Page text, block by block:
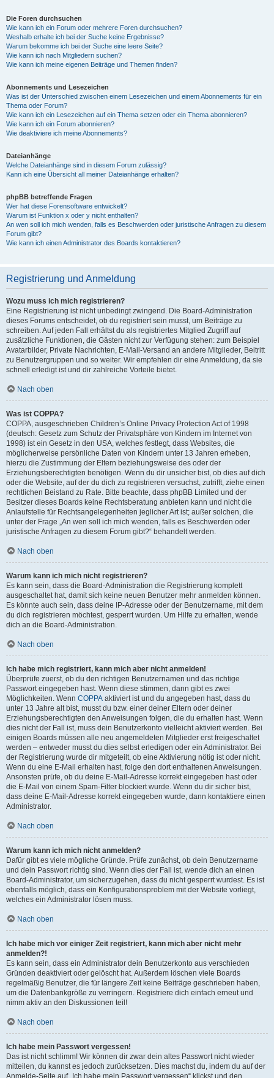
Die Foren durchsuchen
Wie kann ich ein Forum oder mehrere Foren durchsuchen?
Weshalb erhalte ich bei der Suche keine Ergebnisse?
Warum bekomme ich bei der Suche eine leere Seite?
Wie kann ich nach Mitgliedern suchen?
Wie kann ich meine eigenen Beiträge und Themen finden?
Abonnements und Lesezeichen
Was ist der Unterschied zwischen einem Lesezeichen und einem Abonnements für ein
Thema oder Forum?
Wie kann ich ein Lesezeichen auf ein Thema setzen oder ein Thema abonnieren?
Wie kann ich ein Forum abonnieren?
Wie deaktiviere ich meine Abonnements?
Dateianhänge
Welche Dateianhänge sind in diesem Forum zulässig?
Kann ich eine Übersicht all meiner Dateianhänge erhalten?
phpBB betreffende Fragen
Wer hat diese Forensoftware entwickelt?
Warum ist Funktion x oder y nicht enthalten?
An wen soll ich mich wenden, falls es Beschwerden oder juristische Anfragen zu diesem
Forum gibt?
Wie kann ich einen Administrator des Boards kontaktieren?
Registrierung und Anmeldung
Wozu muss ich mich registrieren?
Eine Registrierung ist nicht unbedingt zwingend. Die Board-Administration
dieses Forums entscheidet, ob du registriert sein musst, um Beiträge zu
schreiben. Auf jeden Fall erhältst du als registriertes Mitglied Zugriff auf
zusätzliche Funktionen, die Gästen nicht zur Verfügung stehen: zum Beispiel
Avatarbilder, Private Nachrichten, E-Mail-Versand an andere Mitglieder, Beitritt
zu Benutzergruppen und so weiter. Wir empfehlen dir eine Anmeldung, da sie
schnell erledigt ist und dir zahlreiche Vorteile bietet.
Nach oben
Was ist COPPA?
COPPA, ausgeschrieben Children’s Online Privacy Protection Act of 1998
(deutsch: Gesetz zum Schutz der Privatsphäre von Kindern im Internet von
1998) ist ein Gesetz in den USA, welches festlegt, dass Websites, die
möglicherweise persönliche Daten von Kindern unter 13 Jahren erheben,
hierzu die Zustimmung der Eltern beziehungsweise des oder der
Erziehungsberechtigten benötigen. Wenn du dir unsicher bist, ob dies auf dich
oder die Website, auf der du dich zu registrieren versuchst, zutrifft, ziehe einen
rechtlichen Beistand zu Rate. Bitte beachte, dass phpBB Limited und der
Besitzer dieses Boards keine Rechtsberatung anbieten kann und nicht die
Anlaufstelle für Rechtsangelegenheiten jeglicher Art ist; außer solchen, die
unter der Frage „An wen soll ich mich wenden, falls es Beschwerden oder
juristische Anfragen zu diesem Forum gibt?“ behandelt werden.
Nach oben
Warum kann ich mich nicht registrieren?
Es kann sein, dass die Board-Administration die Registrierung komplett
ausgeschaltet hat, damit sich keine neuen Benutzer mehr anmelden können.
Es könnte auch sein, dass deine IP-Adresse oder der Benutzername, mit dem
du dich registrieren möchtest, gesperrt wurden. Um Hilfe zu erhalten, wende
dich an die Board-Administration.
Nach oben
Ich habe mich registriert, kann mich aber nicht anmelden!
Überprüfe zuerst, ob du den richtigen Benutzernamen und das richtige
Passwort eingegeben hast. Wenn diese stimmen, dann gibt es zwei
Möglichkeiten. Wenn COPPA aktiviert ist und du angegeben hast, dass du
unter 13 Jahre alt bist, musst du bzw. einer deiner Eltern oder deiner
Erziehungsberechtigten den Anweisungen folgen, die du erhalten hast. Wenn
dies nicht der Fall ist, muss dein Benutzerkonto vielleicht aktiviert werden. Bei
einigen Boards müssen alle neu angemeldeten Mitglieder erst freigeschaltet
werden – entweder musst du dies selbst erledigen oder ein Administrator. Bei
der Registrierung wurde dir mitgeteilt, ob eine Aktivierung nötig ist oder nicht.
Wenn du eine E-Mail erhalten hast, folge den dort enthaltenen Anweisungen.
Ansonsten prüfe, ob du deine E-Mail-Adresse korrekt eingegeben hast oder
die E-Mail von einem Spam-Filter blockiert wurde. Wenn du dir sicher bist,
dass deine E-Mail-Adresse korrekt eingegeben wurde, dann kontaktiere einen
Administrator.
Nach oben
Warum kann ich mich nicht anmelden?
Dafür gibt es viele mögliche Gründe. Prüfe zunächst, ob dein Benutzername
und dein Passwort richtig sind. Wenn dies der Fall ist, wende dich an einen
Board-Administrator, um sicherzugehen, dass du nicht gesperrt wurdest. Es ist
ebenfalls möglich, dass ein Konfigurationsproblem mit der Website vorliegt,
welches ein Administrator lösen muss.
Nach oben
Ich habe mich vor einiger Zeit registriert, kann mich aber nicht mehr
anmelden?!
Es kann sein, dass ein Administrator dein Benutzerkonto aus verschieden
Gründen deaktiviert oder gelöscht hat. Außerdem löschen viele Boards
regelmäßig Benutzer, die für längere Zeit keine Beiträge geschrieben haben,
um die Datenbankgröße zu verringern. Registriere dich einfach erneut und
nimm aktiv an den Diskussionen teil!
Nach oben
Ich habe mein Passwort vergessen!
Das ist nicht schlimm! Wir können dir zwar dein altes Passwort nicht wieder
mitteilen, du kannst es jedoch zurücksetzen. Dies machst du, indem du auf der
Anmelde-Seite auf „Ich habe mein Passwort vergessen“ klickst und den